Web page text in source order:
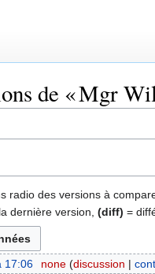
de « Mgr
radio des versions à
dernière version, (diff) =
17:06 none discussion